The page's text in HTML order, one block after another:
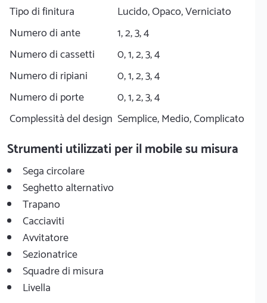
Tipo di finitura
Lucido, Opaco, Verniciato
Numero di ante
1, 2, 3, 4
Numero di cassetti
0, 1, 2, 3, 4
Numero di ripiani
0, 1, 2, 3, 4
Numero di porte
0, 1, 2, 3, 4
Complessità del design Semplice, Medio, Complicato
Strumenti utilizzati per il mobile su misura
Sega circolare
Seghetto alternativo
Trapano
Cacciaviti
Avvitatore
Sezionatrice
Squadre di misura
Livella